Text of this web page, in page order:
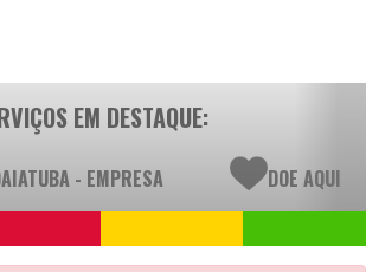
EM DESTAQUE:
- EMPRESA DOE AQUI